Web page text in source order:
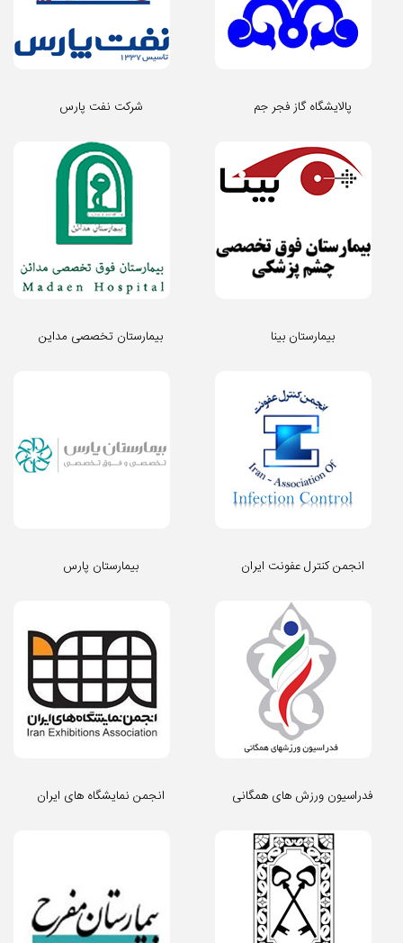
شرکت نفت پارس پالایشگاه گاز فجر جم
بیمارستان تخصصی مداین بیمارستان بینا
بیمارستان پارس انجمن کنترل عفونت ایران
انجمن نمایشگاه های ایران فدراسیون ورزش های همگانی